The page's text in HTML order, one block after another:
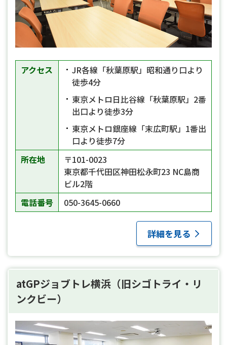
アクセス
JR各線「秋葉原駅」昭和通り口より
徒歩4分
東京メトロ日比谷線「秋葉原駅」2番
出口より徒歩3分
東京メトロ銀座線「末広町駅」1番出
口より徒歩7分
所在地
〒101-0023
東京都千代田区神田松永町23 NC島商
ビル2階
電話番号
050-3645-0660
詳細を見る
atGPジョブトレ横浜（旧シゴトライ・リ
ンクビー）